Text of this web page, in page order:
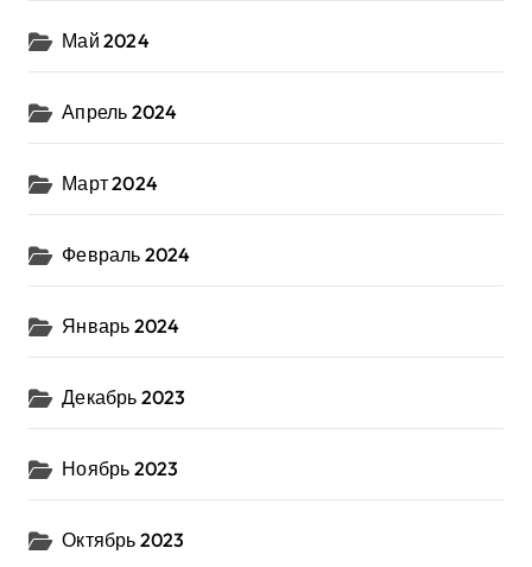
Май 2024
Апрель 2024
Март 2024
Февраль 2024
Январь 2024
Декабрь 2023
Ноябрь 2023
Октябрь 2023